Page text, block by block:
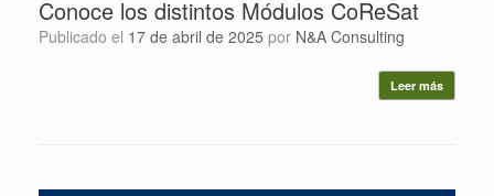
Conoce los distintos Módulos CoReSat
Publicado el 17 de abril de 2025 por N&A Consulting
Leer más